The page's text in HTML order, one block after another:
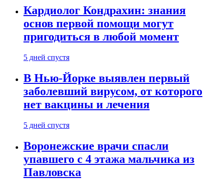
Кардиолог Кондрахин: знания
основ первой помощи могут
пригодиться в любой момент
5 дней спустя
В Нью-Йорке выявлен первый
заболевший вирусом, от которого
нет вакцины и лечения
5 дней спустя
Воронежские врачи спасли
упавшего с 4 этажа мальчика из
Павловска